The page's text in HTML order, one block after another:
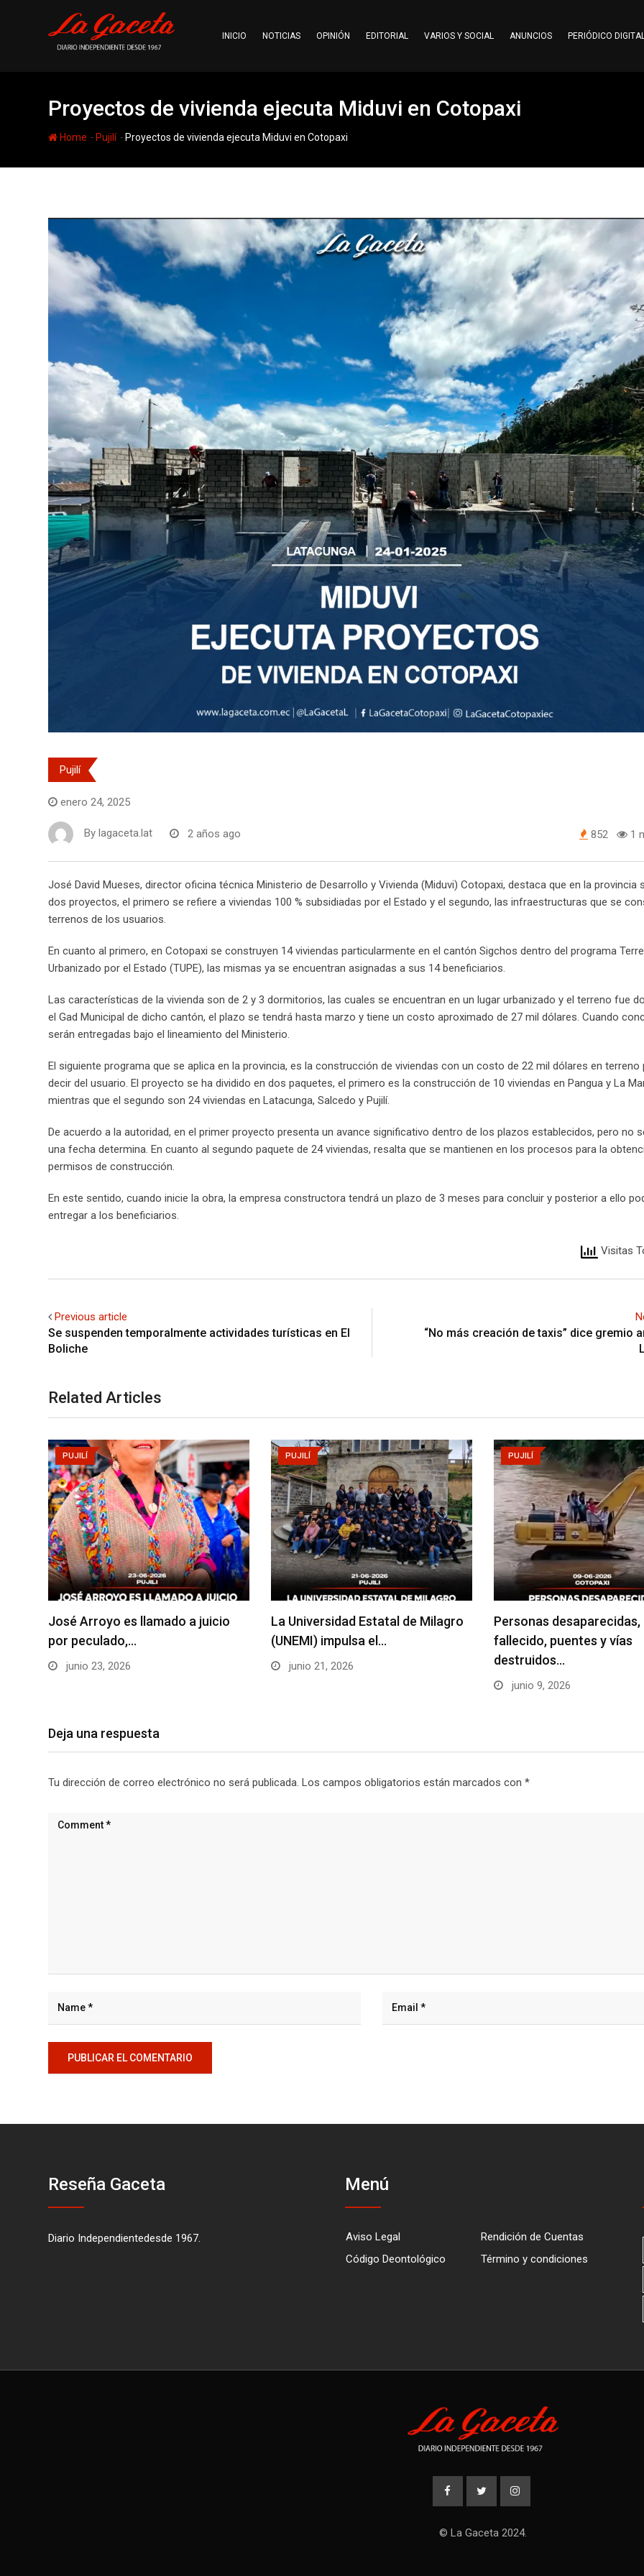
INICIO NOTICIAS OPINIÓN EDITORIAL VARIOS Y SOCIAL ANUNCIOS PERIÓDICO
Proyectos de vivienda ejecuta Miduvi en Cotopaxi
Home - Pujilí- Proyectos de vivienda ejecuta Miduvi en Cotopaxi
Pujilí
enero 24, 2025
By lagaceta.lat 2 años ago 852 1
José David Mueses, director oficina técnica Ministerio de Desarrollo y Vivienda (Miduvi) Cotopaxi, destaca que en la provincia
dos proyectos, el primero se refiere a viviendas 100 % subsidiadas por el Estado y el segundo, las infraestructuras que se
terrenos de los usuarios.
En cuanto al primero, en Cotopaxi se construyen 14 viviendas particularmente en el cantón Sigchos dentro del programa
Urbanizado por el Estado (TUPE), las mismas ya se encuentran asignadas a sus 14 beneficiarios.
Las características de la vivienda son de 2 y 3 dormitorios, las cuales se encuentran en un lugar urbanizado y el terreno fue
el Gad Municipal de dicho cantón, el plazo se tendrá hasta marzo y tiene un costo aproximado de 27 mil dólares. Cuando
serán entregadas bajo el lineamiento del Ministerio.
El siguiente programa que se aplica en la provincia, es la construcción de viviendas con un costo de 22 mil dólares en terreno
decir del usuario. El proyecto se ha dividido en dos paquetes, el primero es la construcción de 10 viviendas en Pangua y La
mientras que el segundo son 24 viviendas en Latacunga, Salcedo y Pujilí.
De acuerdo a la autoridad, en el primer proyecto presenta un avance significativo dentro de los plazos establecidos, pero no
una fecha determina. En cuanto al segundo paquete de 24 viviendas, resalta que se mantienen en los procesos para la
permisos de construcción.
En este sentido, cuando inicie la obra, la empresa constructora tendrá un plazo de 3 meses para concluir y posterior a ello
entregar a los beneficiarios.
Visitas
Previous article
Se suspenden temporalmente actividades turísticas en El
Boliche
“No más creación de taxis” dice gremio
Related Articles
PUJILÍ
José Arroyo es llamado a juicio
por peculado,…
junio 23, 2026
PUJILÍ
La Universidad Estatal de Milagro
(UNEMI) impulsa el…
junio 21, 2026
PUJILÍ
Personas desaparecidas,
fallecido, puentes y vías
destruidos…
junio 9, 2026
Deja una respuesta
Tu dirección de correo electrónico no será publicada. Los campos obligatorios están marcados con *
Reseña Gaceta
Diario Independientedesde 1967.
Menú
Aviso Legal
Rendición de Cuentas
Código Deontológico
Término y condiciones
© La Gaceta 2024.